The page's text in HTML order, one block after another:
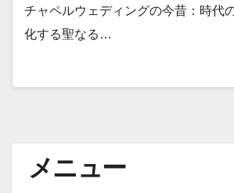
チャペルウェディングの今昔：時代
化する聖なる…
メニュー